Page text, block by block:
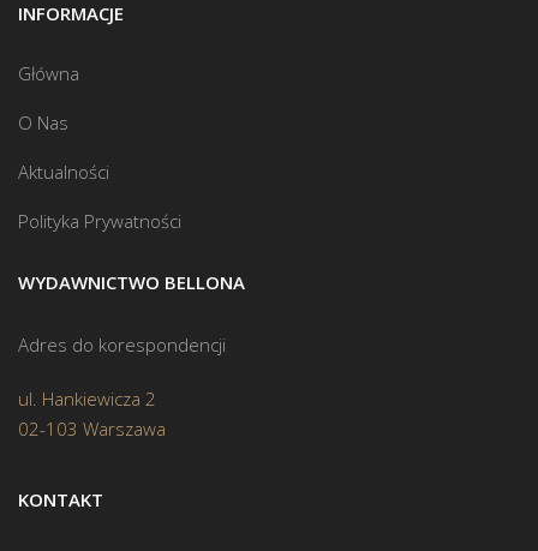
INFORMACJE
Główna
O Nas
Aktualności
Polityka Prywatności
WYDAWNICTWO BELLONA
Adres do korespondencji
ul. Hankiewicza 2
02-103 Warszawa
KONTAKT